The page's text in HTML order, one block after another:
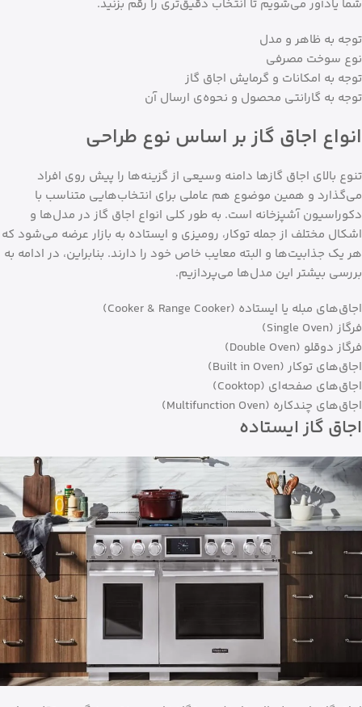
شما یادآور می‌شویم تا انتخاب دقیق‌تری را رقم بزنید.
توجه به ظاهر و مدل
نوع سوخت مصرفی
توجه به امکانات و گرمایش اجاق گاز
توجه به گارانتی محصول و نحوه‌ی ارسال آن
انواع اجاق گاز بر اساس نوع طراحی
تنوع بالای اجاق گازها دامنه وسیعی از گزینه‌ها را پیش روی افراد
می‌گذارد و همین موضوع هم عاملی برای انتخاب‌هایی متناسب با
دکوراسیون آشپزخانه است. به طور کلی انواع اجاق گاز در مدل‌ها و
اشکال مختلف از جمله توکار، رومیزی و ایستاده به بازار عرضه می‌شود که
هر یک جذابیت‌ها و البته معایب خاص خود را دارند. بنابراین، در ادامه به
بررسی بیشتر این مدل‌ها می‌پردازیم.
اجاق‌های مبله یا ایستاده (Cooker & Range Cooker)
فرگاز (Single Oven)
فرگاز دوقلو (Double Oven)
اجاق‌های توکار (Built in Oven)
اجاق‌های صفحه‌ای (Cooktop)
اجاق‌های چندکاره (Multifunction Oven)
اجاق گاز ایستاده